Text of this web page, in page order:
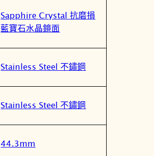
Sapphire Crystal 抗磨損
藍寶石水晶鏡面
Stainless Steel 不鏽鋼
Stainless Steel 不鏽鋼
44.3mm